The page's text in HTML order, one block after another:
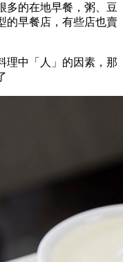
多的在地早餐，粥、豆
的早餐店，有些店也賣
理中「人」的因素，那